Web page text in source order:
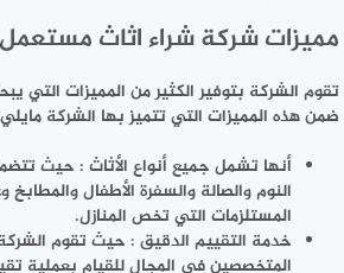
مميزات شركة شراء اثاث
تقوم الشركة بتوفير الكثير من المميزات التي
ضمن هذه المميزات التي تتميز بها الشركة
أنها تشمل جميع أنواع الأثاث : حيث
النوم والصالة والسفرة الأطفال
المستلزمات التي تخص المنازل.
خدمة التقييم الدقيق : حيث تقوم
المتخصصين في المجال للقيام بعملية